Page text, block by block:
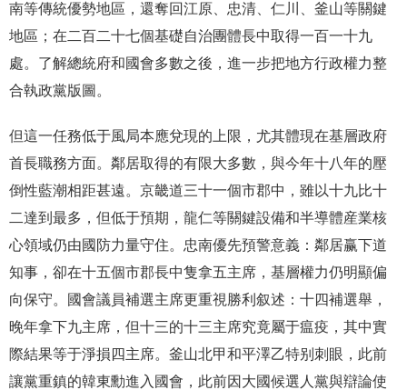
南等傳統優勢地區，還奪回江原、忠清、仁川、釜山等關鍵
地區；在二百二十七個基礎自治團體長中取得一百一十九
處。了解總統府和國會多數之後，進一步把地方行政權力整
合執政黨版圖。
但這一任務低于風局本應兌現的上限，尤其體現在基層政府
首長職務方面。鄰居取得的有限大多數，與今年十八年的壓
倒性藍潮相距甚遠。京畿道三十一個市郡中，雖以十九比十
二達到最多，但低于預期，龍仁等關鍵設備和半導體産業核
心領域仍由國防力量守住。忠南優先預警意義：鄰居赢下道
知事，卻在十五個市郡長中隻拿五主席，基層權力仍明顯偏
向保守。國會議員補選主席更重視勝利叙述：十四補選舉，
晚年拿下九主席，但十三的十三主席究竟屬于瘟疫，其中實
際結果等于淨損四主席。釜山北甲和平澤乙特别刺眼，此前
讓黨重鎮的韓東勳進入國會，此前因大國候選人黨與辯論使